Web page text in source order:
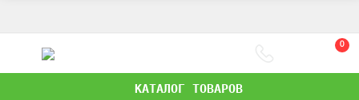
0
КАТАЛОГ ТОВАРОВ